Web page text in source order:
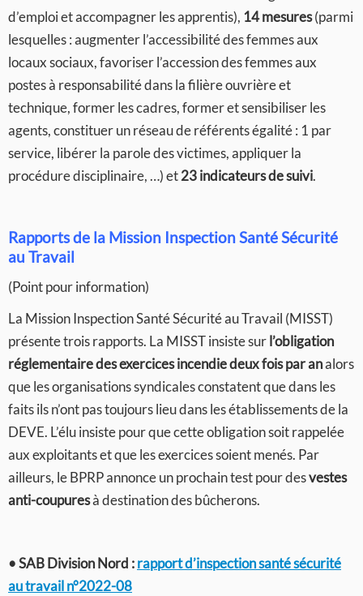
d’emploi et accompagner les apprentis), 14 mesures(parmi
lesquelles : augmenter l’accessibilité des femmes aux
locaux sociaux, favoriser l’accession des femmes aux
postes à responsabilité dans la filière ouvrière et
technique, former les cadres, former et sensibiliser les
agents, constituer un réseau de référents égalité : 1 par
service, libérer la parole des victimes, appliquer la
procédure disciplinaire, …) et23 indicateurs de suivi.
Rapports de la Mission Inspection Santé Sécurité
au Travail
(Point pour information)
La Mission Inspection Santé Sécurité au Travail (MISST)
présente trois rapports. La MISST insiste surl’obligation
réglementaire des exercices incendie deux fois par analors
que les organisations syndicales constatent que dans les
faits ils n’ont pas toujours lieu dans les établissements de la
DEVE. L’élu insiste pour que cette obligation soit rappelée
aux exploitants et que les exercices soient menés. Par
ailleurs, le BPRP annonce un prochain test pour desvestes
anti-coupuresà destination des bûcherons.
• SAB Division Nord :rapport d’inspection santé sécurité
au travail n°2022-08